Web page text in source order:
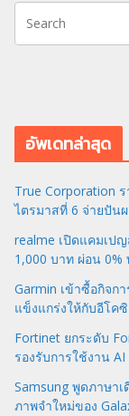
อัพเดทล่าสุด
True Corporation
ไตรมาสที่ 6 จ่ายปัน
realme เปิดแคมเป
1,000 บาท ผ่อน 0%
Garmin เข้าซื้อกิจก
แข็งแกร่งให้กับอีโค
Fortinet ยกระดับ
รองรับการใช้งาน
Samsung พูดภาษา
ภาพจำใหม่ของ